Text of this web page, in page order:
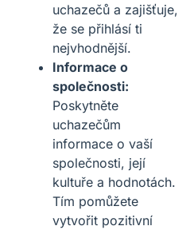
uchazečů a zajišťuje,
že se přihlásí ti
nejvhodnější.
Informace o
společnosti:
Poskytněte
uchazečům
informace o vaší
společnosti, její
kultuře a hodnotách.
Tím pomůžete
vytvořit pozitivní